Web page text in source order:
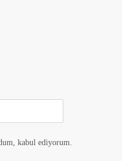
kabul ediyorum.